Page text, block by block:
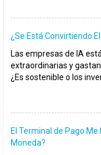
¿Se Está Convirtiendo
Las empresas de IA
extraordinarias y
¿Es sostenible o los
El Terminal de Pago
Moneda?